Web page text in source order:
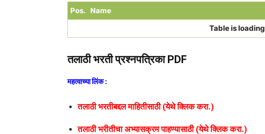
Pos. Name
Table is loading
तलाठी भरती प्रश्नपत्रिका PDF
महत्वाच्या लिंक :
तलाठी भरतीबद्दल माहितीसाठी (येथे क्लिक करा.)
तलाठी भरीतीचा अभ्यासक्रम पाहण्यासाठी (येथे क्लिक करा.)